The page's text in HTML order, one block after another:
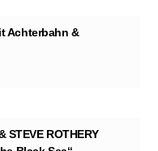
Achterbahn &
STEVE ROTHERY